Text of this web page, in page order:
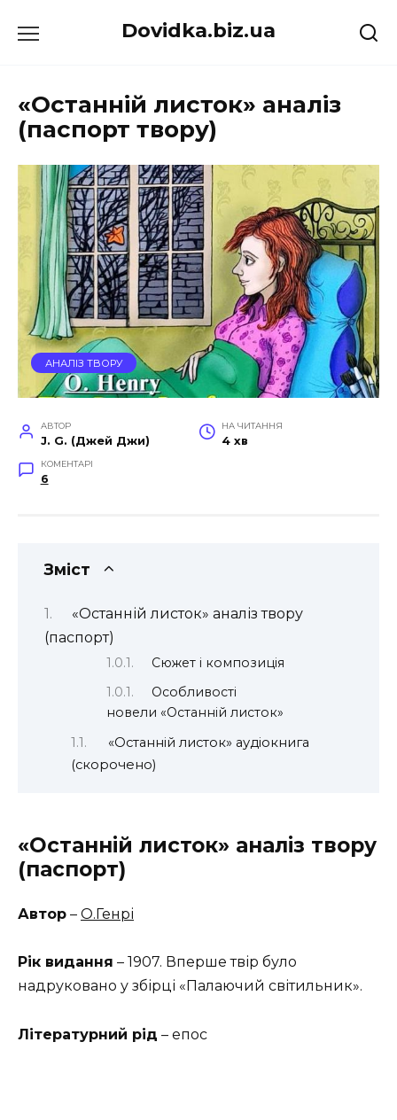
до
Dovidka.biz.ua
«Останній листок» аналіз
(паспорт твору)
АНАЛІЗ ТВОРУ
АВТОР
J. G. (Джей Джи)
НА ЧИТАННЯ
4 хв
КОМЕНТАРІ
6
Зміст
«Останній листок» аналіз твору
(паспорт)
Сюжет і композиція
Особливості
новели «Останній листок»
«Останній листок» аудіокнига
(скорочено)
«Останній листок» аналіз твору
(паспорт)
Автор – О.Генрі
Рік видання – 1907. Вперше твір було
надруковано у збірці «Палаючий світильник».
Літературний рід – епос